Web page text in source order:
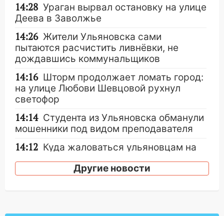
14:28 Ураган вырвал остановку на улице
Деева в Заволжье
14:26 Жители Ульяновска сами
пытаются расчистить ливнёвки, не
дождавшись коммунальщиков
14:16 Шторм продолжает ломать город:
на улице Любови Шевцовой рухнул
светофор
14:14 Студента из Ульяновска обманули
мошенники под видом преподавателя
14:12 Куда жаловаться ульяновцам на
после непогодыДругие новости